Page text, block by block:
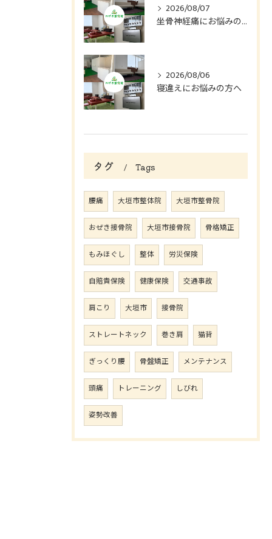
2026/08/07
坐骨神経痛にお悩みの方へ
2026/08/06
寝違えにお悩みの方へ
タグ Tags
腰痛 大垣市整体院 大垣市整骨院
おぜき接骨院 大垣市接骨院 骨格矯正
もみほぐし 整体 労災保険
自賠責保険 健康保険 交通事故
肩こり 大垣市 接骨院
ストレートネック 巻き肩 猫背
ぎっくり腰 骨盤矯正 メンテナンス
頭痛 トレーニング しびれ
姿勢改善